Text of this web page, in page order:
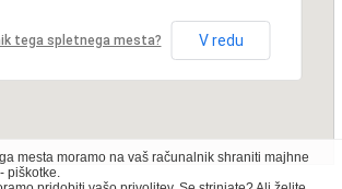
tega spletnega mesta? V redu
mesta moramo na vaš računalnik shraniti majhne
piškotke.